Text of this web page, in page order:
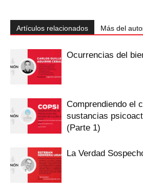
Artículos relacionados Más del
Ocurrencias del
Comprendiendo el
sustancias
(Parte 1)
La Verdad